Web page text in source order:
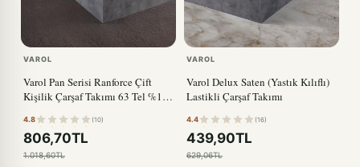
VAROL
Varol Pan Serisi Ranforce Çift
Kişilik Çarşaf Takımı 63 Tel %100
4.8 (10)
806,70TL
1.018,60TL
VAROL
Varol Delux Saten (Yastık Kılıflı)
Lastikli Çarşaf Takımı
4.4 (16)
439,90TL
629,06TL